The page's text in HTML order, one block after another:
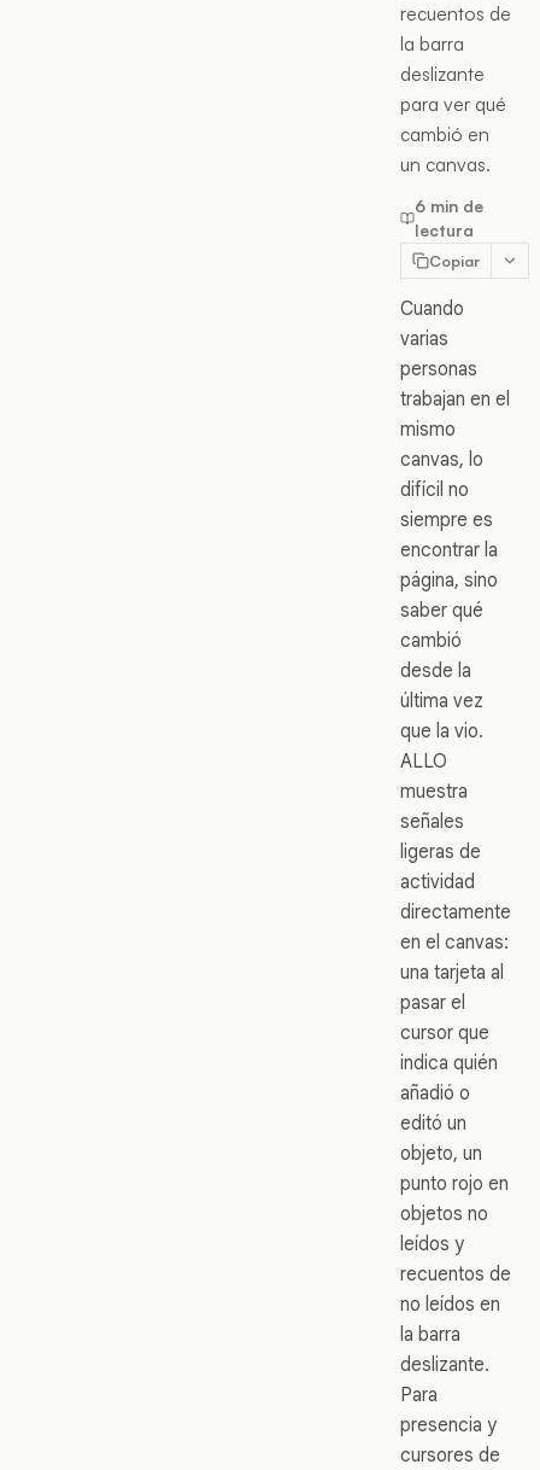
recuentos de
la barra
deslizante
para ver qué
cambió en
un canvas.
6 min de
lectura
Copiar
Cuando
varias
personas
trabajan en el
mismo
canvas, lo
difícil no
siempre es
encontrar la
página, sino
saber qué
cambió
desde la
última vez
que la vio.
ALLO
muestra
señales
ligeras de
actividad
directamente
en el canvas:
una tarjeta al
pasar el
cursor que
indica quién
añadió o
editó un
objeto, un
punto rojo en
objetos no
leídos y
recuentos de
no leídos en
la barra
deslizante.
Para
presencia y
cursores de